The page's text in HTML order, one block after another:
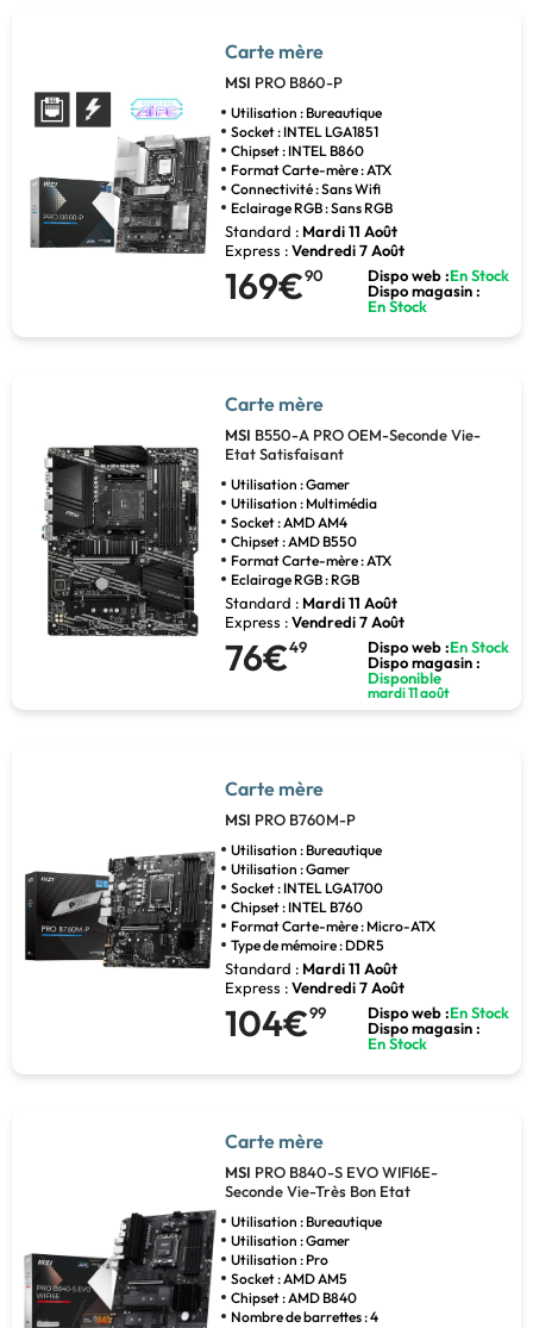
Carte mère
MSI PRO B860-P
Utilisation : Bureautique
Socket : INTEL LGA1851
Chipset : INTEL B860
Format Carte-mère : ATX
Connectivité : Sans Wifi
Eclairage RGB : Sans RGB
Standard : Mardi 11 Août
Express :Vendredi 7 Août
169€90 Dispo web :En Stock
Dispo magasin :
En Stock
Carte mère
MSI B550-A PRO OEM-Seconde Vie-
Etat Satisfaisant
Utilisation : Gamer
Utilisation : Multimédia
Socket : AMD AM4
Chipset : AMD B550
Format Carte-mère : ATX
Eclairage RGB : RGB
Standard : Mardi 11 Août
Express :Vendredi 7 Août
76€49 Dispo web :En Stock
Dispo magasin :
Disponible
mardi 11 août
Carte mère
MSI PRO B760M-P
Utilisation : Bureautique
Utilisation : Gamer
Socket : INTEL LGA1700
Chipset : INTEL B760
Format Carte-mère : Micro-ATX
Type de mémoire : DDR5
Standard : Mardi 11 Août
Express :Vendredi 7 Août
104€99 Dispo web :En Stock
Dispo magasin :
En Stock
Carte mère
MSI PRO B840-S EVO WIFI6E-
Seconde Vie-Très Bon Etat
Utilisation : Bureautique
Utilisation : Gamer
Utilisation : Pro
Socket : AMD AM5
Chipset : AMD B840
Nombre de barrettes : 4